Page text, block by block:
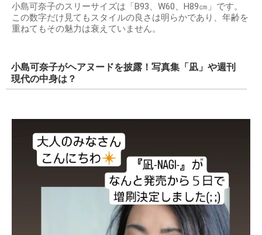
小島可奈子のスリーサイズは「B93、W60、H89㎝」です。
この数字だけ見てもスタイルの良さは明らかであり、年齢を
重ねてもその魅力は衰えていません。
小島可奈子がヘアヌードを披露！写真集「凪」や週刊
現代の中身は？